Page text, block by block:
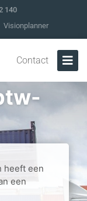
140
Visionplanner
Contact
heeft een
een